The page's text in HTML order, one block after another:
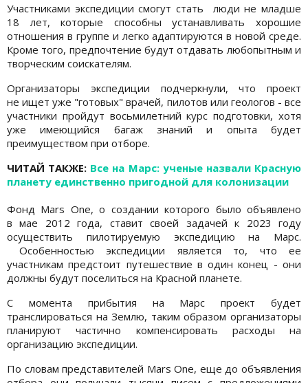
Участниками экспедиции смогут стать люди не младше
18 лет, которые способны устанавливать хорошие
отношения в группе и легко адаптируются в новой среде.
Кроме того, предпочтение будут отдавать любопытным и
творческим соискателям.
Организаторы экспедиции подчеркнули, что проект
не ищет уже "готовых" врачей, пилотов или геологов - все
участники пройдут восьмилетний курс подготовки, хотя
уже имеющийся багаж знаний и опыта будет
преимуществом при отборе.
ЧИТАЙ ТАКЖЕ: Все на Марс: ученые назвали Красную
планету единственно пригодной для колонизации
Фонд Mars One, о создании которого было объявлено
в мае 2012 года, ставит своей задачей к 2023 году
осуществить пилотируемую экспедицию на Марс.
Особенностью экспедиции является то, что ее
участникам предстоит путешествие в один конец - они
должны будут поселиться на Красной планете.
С момента прибытия на Марс проект будет
транслироваться на Землю, таким образом организаторы
планируют частично компенсировать расходы на
организацию экспедиции.
По словам представителей Mars One, еще до объявления